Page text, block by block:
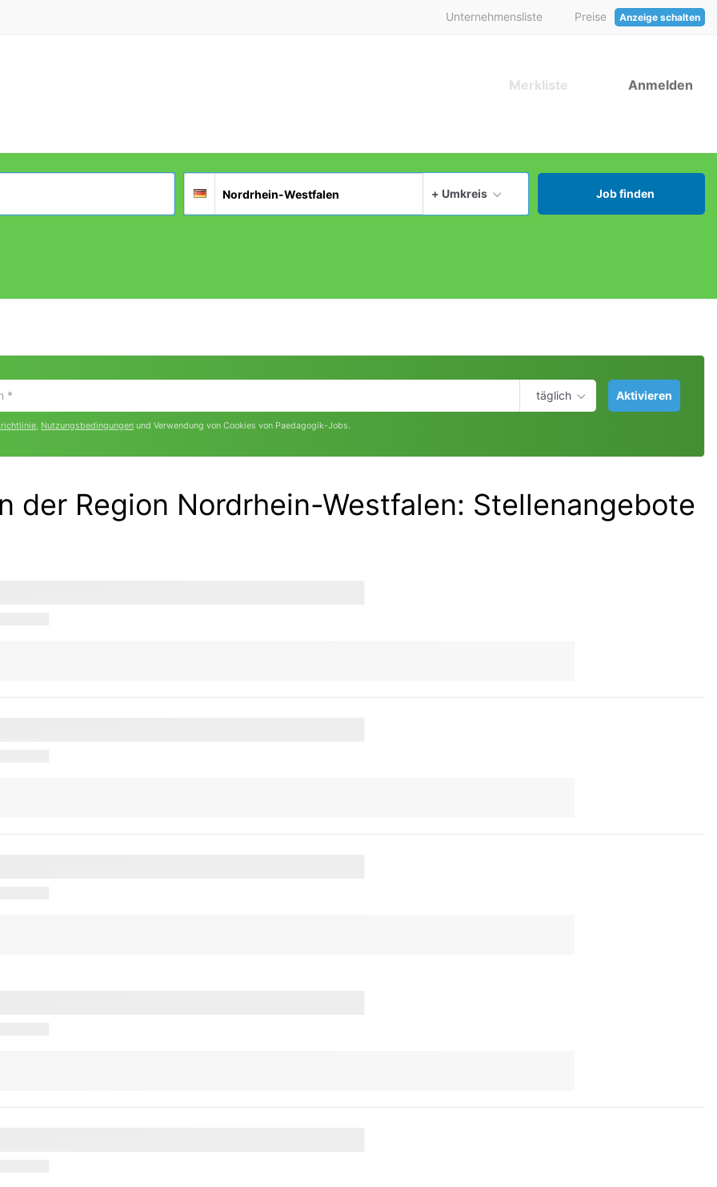
Anzeige schalten
Unternehmensliste Preise
Anmelden
Merkliste
Deutschland
+ Umkreis
aktuellen Ort verwenden
Job finden
täglich Aktivieren
, Nutzungsbedingungen und Verwendung von Cookies von Paedagogik-Jobs.
der Region Nordrhein-Westfalen: Stellenangebote